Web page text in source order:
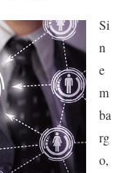
Si
n
e
m
ba
rg
o,